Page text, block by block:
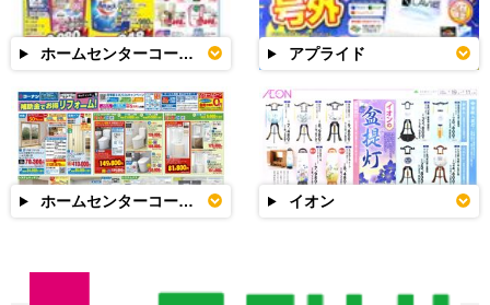
ホームセンターコーナン アプライド
ホームセンターコーナン イオン